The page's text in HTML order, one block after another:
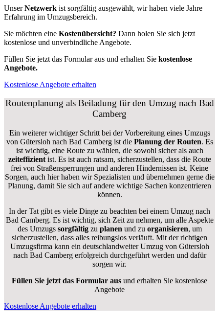
UnserNetzwerk ist sorgfältig ausgewählt, wir haben viele Jahre
Erfahrung im Umzugsbereich.
Sie möchten eine Kostenübersicht? Dann holen Sie sich jetzt
kostenlose und unverbindliche Angebote.
Füllen Sie jetzt das Formular aus und erhalten Sie kostenlose
Angebote.
Kostenlose Angebote erhalten
Routenplanung als Beiladung für den Umzug nach Bad
Camberg
Ein weiterer wichtiger Schritt bei der Vorbereitung eines Umzugs
von Gütersloh nach Bad Camberg ist diePlanung der Routen. Es
ist wichtig, eine Route zu wählen, die sowohl sicher als auch
zeiteffizientist. Es ist auch ratsam, sicherzustellen, dass die Route
frei von Straßensperrungen und anderen Hindernissen ist. Keine
Sorgen, auch hier haben wir Spezialisten und übernehmen gerne die
Planung, damit Sie sich auf andere wichtige Sachen konzentrieren
können.
In der Tat gibt es viele Dinge zu beachten bei einem Umzug nach
Bad Camberg. Es ist wichtig, sich Zeit zu nehmen, um alle Aspekte
des Umzugs sorgfältigzu planen und zu organisieren, um
sicherzustellen, dass alles reibungslos verläuft. Mit der richtigen
Umzugsfirma kann ein deutschlandweiter Umzug von Gütersloh
nach Bad Camberg erfolgreich durchgeführt werden und dafür
sorgen wir.
Füllen Sie jetzt das Formular aus und erhalten Sie kostenlose
Angebote
Kostenlose Angebote erhalten